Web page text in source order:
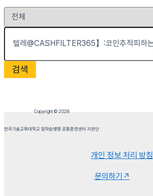
검색
Copyright © 2026
한국기술교육대학교 일학습병행 공동훈련센터 지원단
개인 정보 처리 방침
문의하기↗